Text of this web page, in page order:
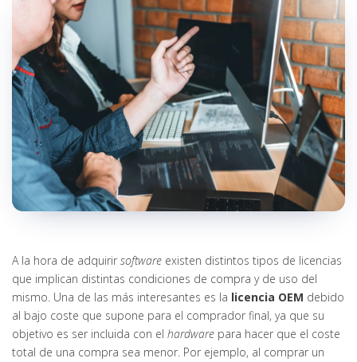
A la hora de adquirir software existen distintos tipos de licencias
que implican distintas condiciones de compra y de uso del
mismo. Una de las más interesantes es la licencia OEM debido
al bajo coste que supone para el comprador final, ya que su
objetivo es ser incluida con el hardware para hacer que el coste
total de una compra sea menor. Por ejemplo, al comprar un